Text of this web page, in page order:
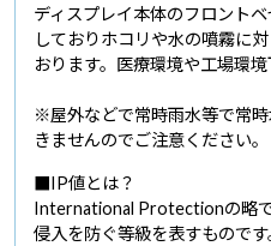
ディスプレイ本体のフロント
しておりホコリや水の噴霧に
おります。医療環境や工場環
※屋外などで常時雨水等で常
きませんのでご注意ください。
■IP値とは？
International Protectionの略
侵入を防ぐ等級を表すもので